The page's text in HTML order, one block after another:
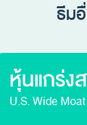
ธีม
หุ้นแกร่ง
U.S. Wide Moat